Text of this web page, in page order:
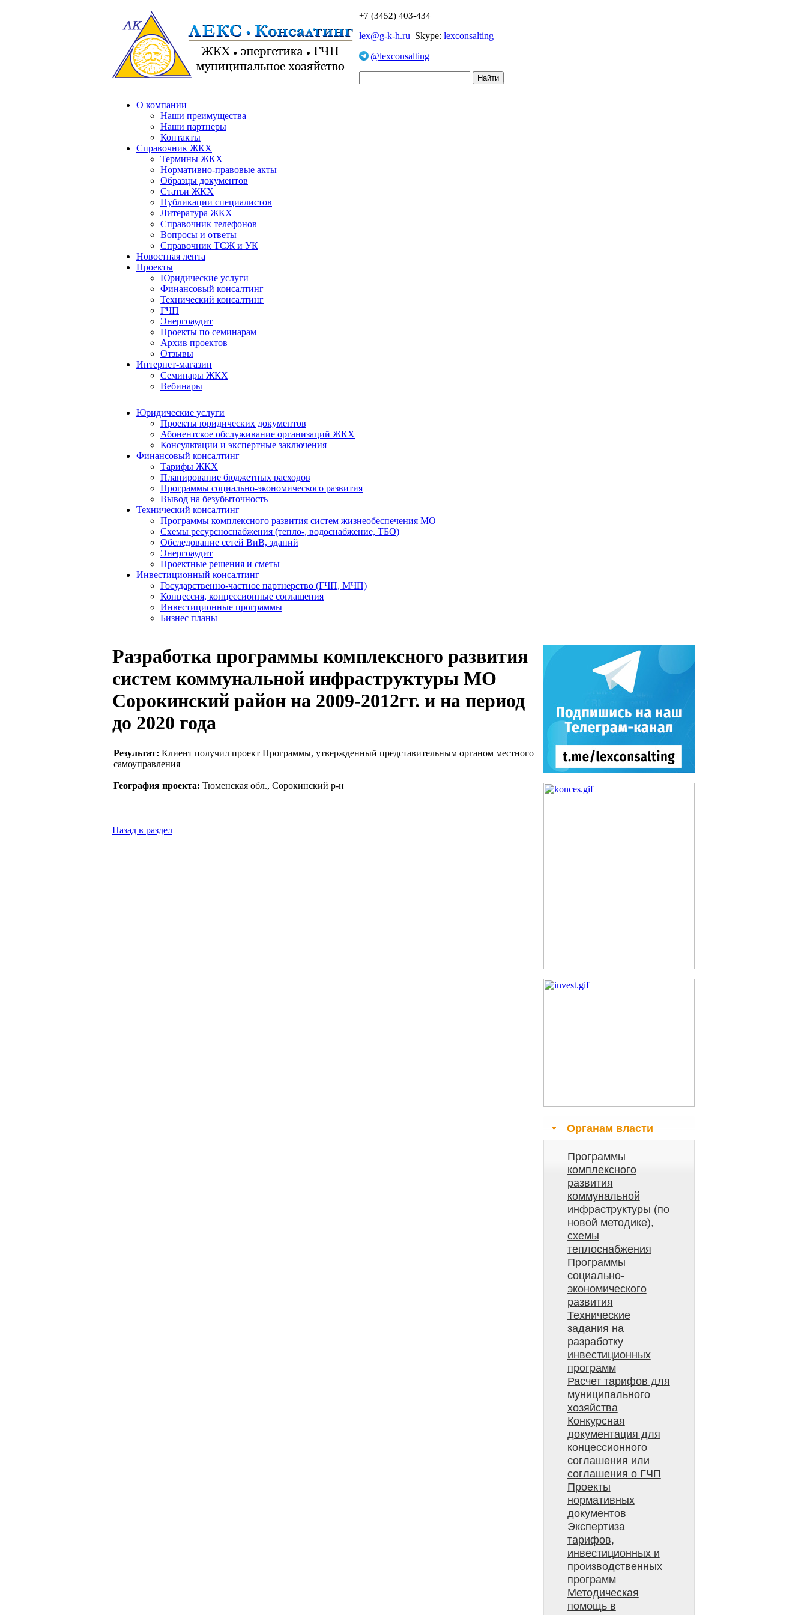
+7 (3452) 403-434
lex@g-k-h.ru Skype: lexconsalting
@lexconsalting
О компании
Наши преимущества
Наши партнеры
Контакты
Справочник ЖКХ
Термины ЖКХ
Нормативно-правовые акты
Образцы документов
Статьи ЖКХ
Публикации специалистов
Литература ЖКХ
Справочник телефонов
Вопросы и ответы
Справочник ТСЖ и УК
Новостная лента
Проекты
Юридические услуги
Финансовый консалтинг
Технический консалтинг
ГЧП
Энергоаудит
Проекты по семинарам
Архив проектов
Отзывы
Интернет-магазин
Семинары ЖКХ
Вебинары
Юридические услуги
Проекты юридических документов
Абонентское обслуживание организаций ЖКХ
Консультации и экспертные заключения
Финансовый консалтинг
Тарифы ЖКХ
Планирование бюджетных расходов
Программы социально-экономического развития
Вывод на безубыточность
Технический консалтинг
Программы комплексного развития систем жизнеобеспечения МО
Схемы ресурсноснабжения (тепло-, водоснабжение, ТБО)
Обследование сетей ВиВ, зданий
Энергоаудит
Проектные решения и сметы
Инвестиционный консалтинг
Государственно-частное партнерство (ГЧП, МЧП)
Концессия, концессионные соглашения
Инвестиционные программы
Бизнес планы
Разработка программы комплексного развития
систем коммунальной инфраструктуры МО
Сорокинский район на 2009-2012гг. и на период
до 2020 года
Результат: Клиент получил проект Программы, утвержденный представительным органом местного
самоуправления
География проекта: Тюменская обл., Сорокинский р-н
Назад в раздел
Органам власти
Программы
комплексного
развития
коммунальной
инфраструктуры (по
новой методике),
схемы
теплоснабжения
Программы
социально-
экономического
развития
Технические
задания на
разработку
инвестиционных
программ
Расчет тарифов для
муниципального
хозяйства
Конкурсная
документация для
концессионного
соглашения или
соглашения о ГЧП
Проекты
нормативных
документов
Экспертиза
тарифов,
инвестиционных и
производственных
программ
Методическая
помощь в